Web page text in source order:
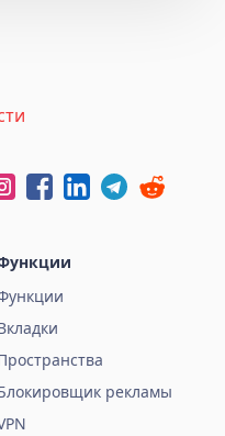
рекламы